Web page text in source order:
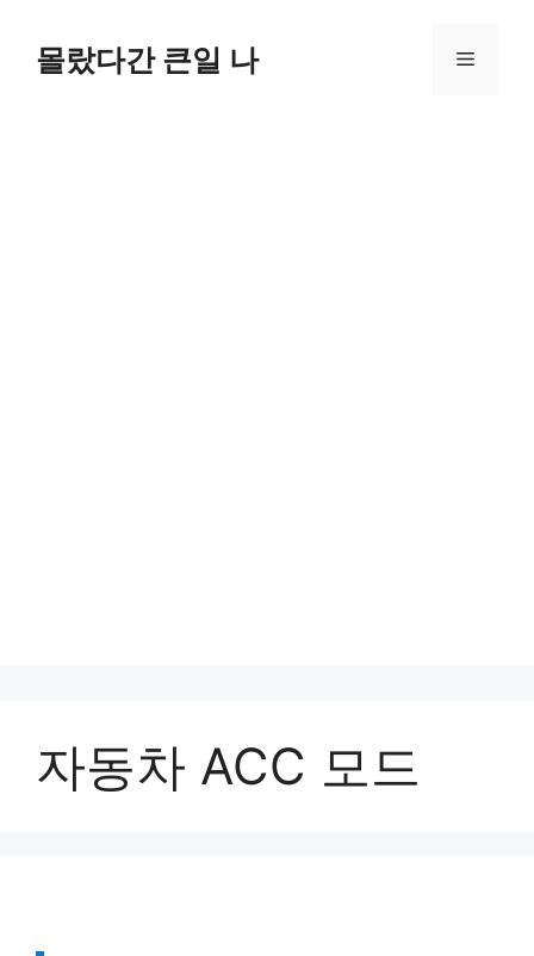
몰랐다간 큰일 나 메
자동차 ACC 모드